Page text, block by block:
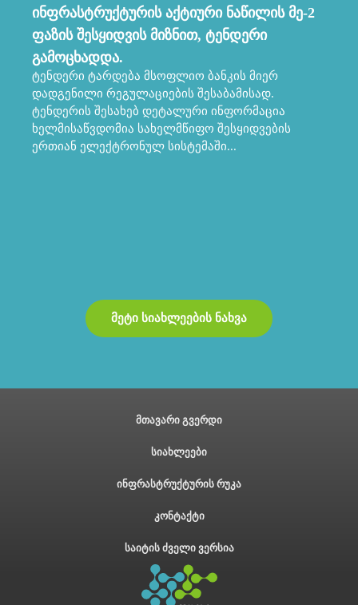
ინფრასტრუქტურის აქტიური ნაწილის მე-2
ფაზის შესყიდვის მიზნით, ტენდერი
გამოცხადდა.
ტენდერი ტარდება მსოფლიო ბანკის მიერ
დადგენილი რეგულაციების შესაბამისად.
ტენდერის შესახებ დეტალური ინფორმაცია
ხელმისაწვდომია სახელმწიფო შესყიდვების
ერთიან ელექტრონულ სისტემაში...
მეტი სიახლეების ნახვა
მთავარი გვერდი
სიახლეები
ინფრასტრუქტურის რუკა
კონტაქტი
საიტის ძველი ვერსია